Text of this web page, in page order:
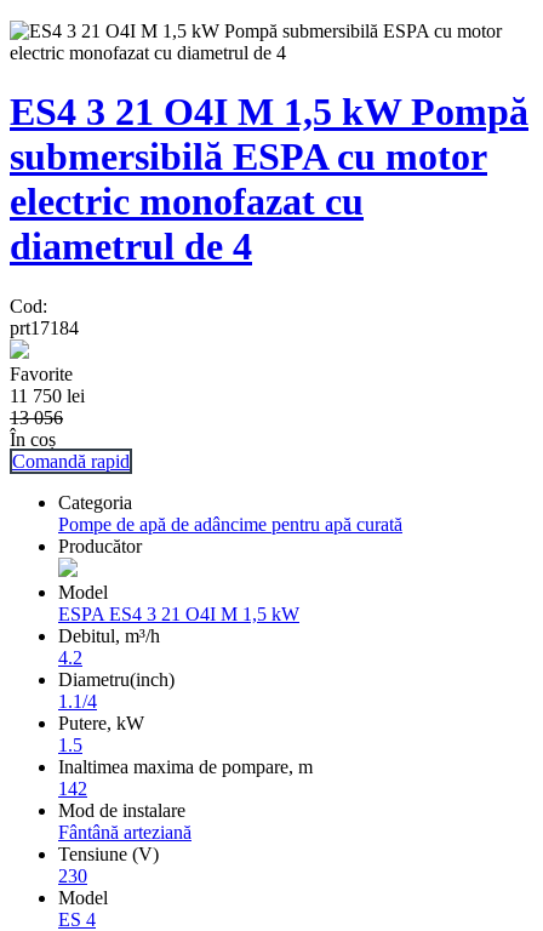
ES4 3 21 O4I M 1,5 kW Pompă
submersibilă ESPA cu motor
electric monofazat cu
diametrul de 4
Cod:
prt17184
Favorite
11 750 lei
13 056
În coș
Comandă rapid
Categoria
Pompe de apă de adâncime pentru apă curată
Producător
Model
ESPA ES4 3 21 O4I M 1,5 kW
Debitul, m³/h
4.2
Diametru(inch)
1.1/4
Putere, kW
1.5
Inaltimea maxima de pompare, m
142
Mod de instalare
Fântână arteziană
Tensiune (V)
230
Model
ES 4